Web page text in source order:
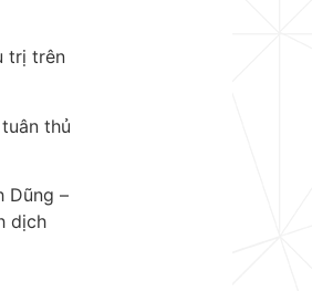
trị trên
thủ
Dũng –
dịch